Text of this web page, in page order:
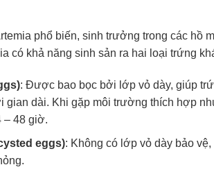
phổ biến, sinh trưởng trong các hồ
có khả năng sinh sản ra hai loại trứng
: Được bao bọc bởi lớp vỏ dày, giúp
gian dài. Khi gặp môi trường thích hợp
– 48 giờ.
eggs): Không có lớp vỏ dày bảo